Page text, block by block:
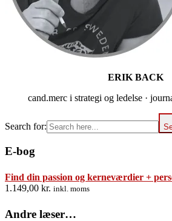
ERIK BACK
cand.merc i strategi og ledelse ·
Search for:
E-bog
Find din passion og kerneværdier +
1.149,00 kr. inkl. moms
Andre læser…